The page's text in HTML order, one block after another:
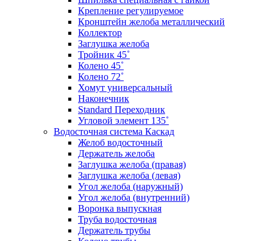
Крепление регулируемое
Кронштейн желоба металлический
Коллектор
Заглушка желоба
Тройник 45˚
Колено 45˚
Колено 72˚
Хомут универсальный
Наконечник
Standard Переходник
Угловой элемент 135˚
Водосточная система Каскад
Желоб водосточный
Держатель желоба
Заглушка желоба (правая)
Заглушка желоба (левая)
Угол желоба (наружный)
Угол желоба (внутренний)
Воронка выпускная
Труба водосточная
Держатель трубы